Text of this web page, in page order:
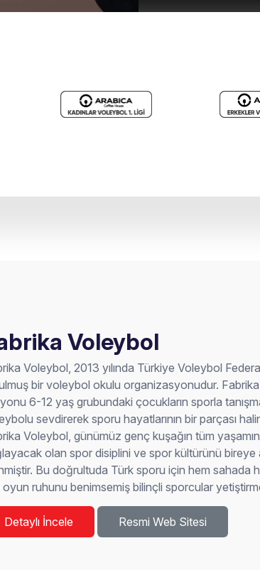
Hazırlık
Voleybol
Voleybol, 2013 yılında Türkiye Voleybol
bir voleybol okulu organizasyonudur. Fabrika
6-12 yaş grubundaki çocukların sporla
sevdirerek sporu hayatlarının bir parçası
Voleybol, günümüz genç kuşağın tüm
olan spor disiplini ve spor kültürünü bireye
Bu doğrultuda Türk sporu için hem sahada
oyun ruhunu benimsemiş bilinçli sporcular
Detaylı İncele Resmi Web Sitesi